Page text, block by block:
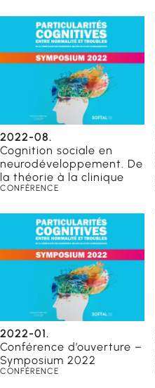
2022-08.
Cognition sociale en
neurodéveloppement. De
la théorie à la clinique
CONFÉRENCE
2022-01.
Conférence d’ouverture –
Symposium 2022
CONFÉRENCE